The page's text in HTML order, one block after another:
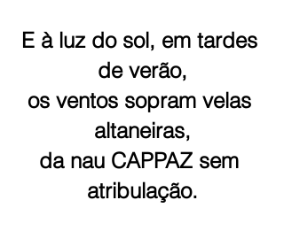
E à luz do sol, em tardes
de verão,
os ventos sopram velas
altaneiras,
da nau CAPPAZ sem
atribulação.